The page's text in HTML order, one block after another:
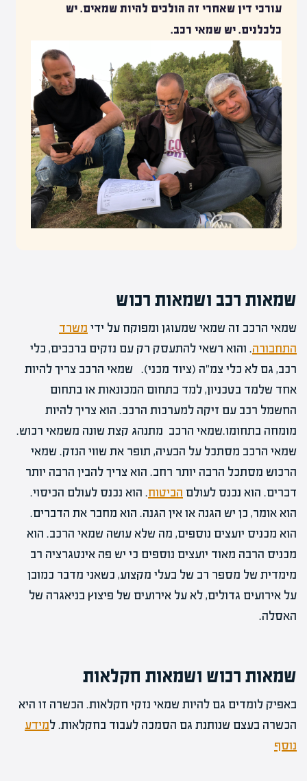
עורכי דין שאחרי זה הולכים להיות שמאים. יש
כלכלנים. יש שמאי רכב.
שמאות רכב ושמאות רכוש
שמאי הרכב זה שמאי שמעוגן ומפוקח על ידי משרד
התחבורה. והוא רשאי להתעסק רק עם נזקים ברכבים, כלי
רכב, גם לא כלי צמ"ה (ציוד מכני). שמאי הרכב צריך להיות
אחד שלמד בטכניון, למד בתחום המכונאות או בתחום
החשמל רכב עם זיקה למערכות הרכב. הוא צריך להיות
מומחה בתחומו.שמאי הרכב מתנהג קצת שונה משמאי רכוש.
שמאי הרכב מסתכל על הבעיה, תופר את שווי הנזק. שמאי
הרכוש מסתכל הרבה יותר רחב. הוא צריך להבין הרבה יותר
דברים. הוא נכנס לעולם הביטוח. הוא נכנס לעולם הכיסוי.
הוא אומר, כן יש הגנה או אין הגנה. הוא מחבר את הדברים.
הוא מכניס יועצים נוספים, מה שלא עושה שמאי הרכב. הוא
מכניס הרבה מאוד יועצים נוספים כי יש פה אינטגרציה רב
מימדית של מספר רב של בעלי מקצוע, כשאני מדבר כמובן
על אירועים גדולים, לא על אירועים של פיצוץ בניאגרה של
האסלה.
שמאות רכוש ושמאות חקלאות
באפיק לומדים גם להיות שמאי נזקי חקלאות. הכשרה זו היא
הכשרה בעצם שנותנת גם הסמכה לעבוד בחקלאות. למידע
נוסף